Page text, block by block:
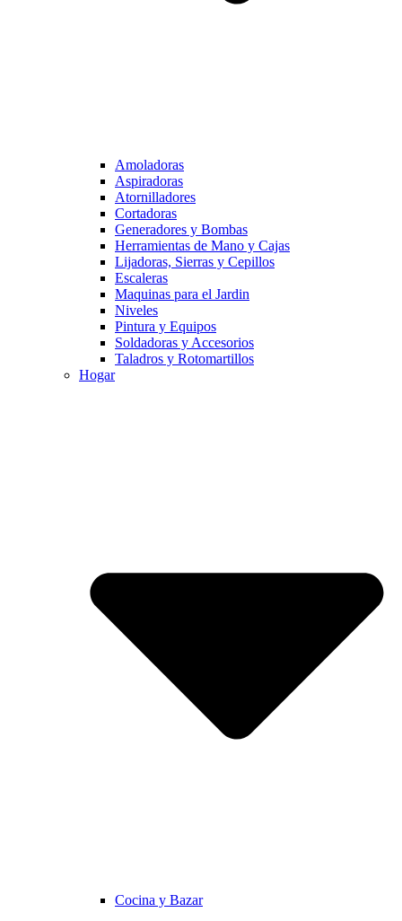
Amoladoras
Aspiradoras
Atornilladores
Cortadoras
Generadores y Bombas
Herramientas de Mano y Cajas
Lijadoras, Sierras y Cepillos
Escaleras
Maquinas para el Jardin
Niveles
Pintura y Equipos
Soldadoras y Accesorios
Taladros y Rotomartillos
Hogar
Cocina y Bazar